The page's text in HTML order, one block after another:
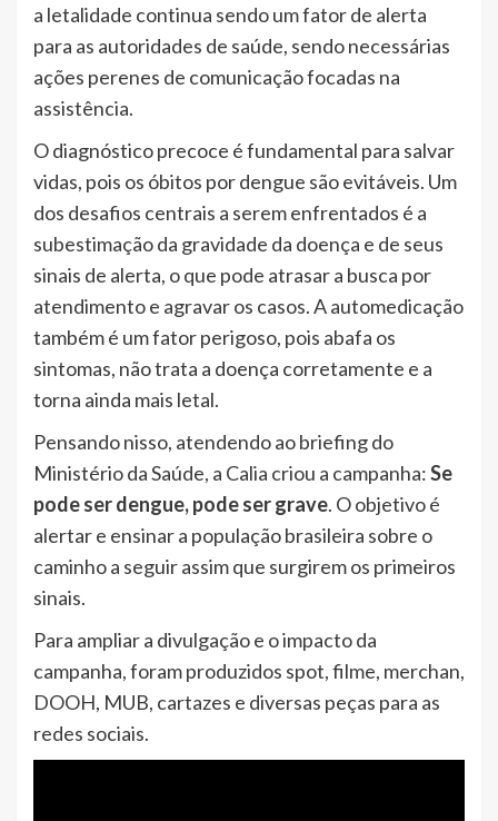
a letalidade continua sendo um fator de alerta
para as autoridades de saúde, sendo necessárias
ações perenes de comunicação focadas na
assistência.
O diagnóstico precoce é fundamental para salvar
vidas, pois os óbitos por dengue são evitáveis. Um
dos desafios centrais a serem enfrentados é a
subestimação da gravidade da doença e de seus
sinais de alerta, o que pode atrasar a busca por
atendimento e agravar os casos. A automedicação
também é um fator perigoso, pois abafa os
sintomas, não trata a doença corretamente e a
torna ainda mais letal.
Pensando nisso, atendendo ao briefing do
Ministério da Saúde, a Calia criou a campanha:Se
pode ser dengue, pode ser grave. O objetivo é
alertar e ensinar a população brasileira sobre o
caminho a seguir assim que surgirem os primeiros
sinais.
Para ampliar a divulgação e o impacto da
campanha, foram produzidos spot, filme, merchan,
DOOH, MUB, cartazes e diversas peças para as
redes sociais.